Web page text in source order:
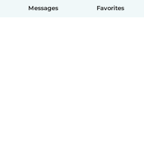
Messages Favorites